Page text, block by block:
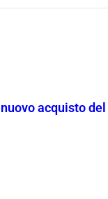
acquisto